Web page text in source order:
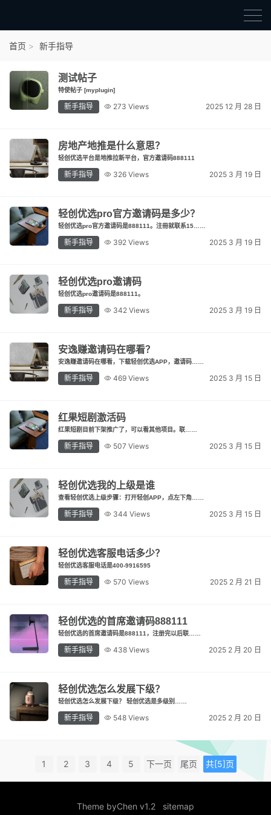
结算进度
地推项目报价
充场项目报价
无人直播
最新通知
项目介绍
首页 新手指导
测试帖子
特使帖子 [myplugin]
新手指导 273 Views 2025 12 月 28 日
房地产地推是什么意思？
轻创优选平台是地推拉新平台，官方邀请码888111
新手指导 326 Views 2025 3 月 19 日
轻创优选pro官方邀请码是多少？
轻创优选pro官方邀请码是888111。注冊就联系15……
新手指导 392 Views 2025 3 月 19 日
轻创优选pro邀请码
轻创优选pro邀请码是888111。
新手指导 342 Views 2025 3 月 19 日
安逸赚邀请码在哪看？
安逸赚邀请码在哪看，下载轻创优选APP，邀请码……
新手指导 469 Views 2025 3 月 15 日
红果短剧激活码
红果短剧目前下架推广了，可以看其他项目。联……
新手指导 507 Views 2025 3 月 15 日
轻创优选我的上级是谁
查看轻创优选上级步骤：打开轻创APP，点左下角……
新手指导 344 Views 2025 3 月 15 日
轻创优选客服电话多少？
轻创优选客服电话是400-9916595
新手指导 570 Views 2025 2 月 21 日
轻创优选的首席邀请码888111
轻创优选的首席邀请码是888111，注册完以后联……
新手指导 438 Views 2025 2 月 20 日
轻创优选怎么发展下级？
轻创优选怎么发展下级？ 轻创优选是多级别……
新手指导 548 Views 2025 2 月 20 日
1 2 3 4 5 下一页 尾页 共[5]页
Theme byChen v1.2 sitemap